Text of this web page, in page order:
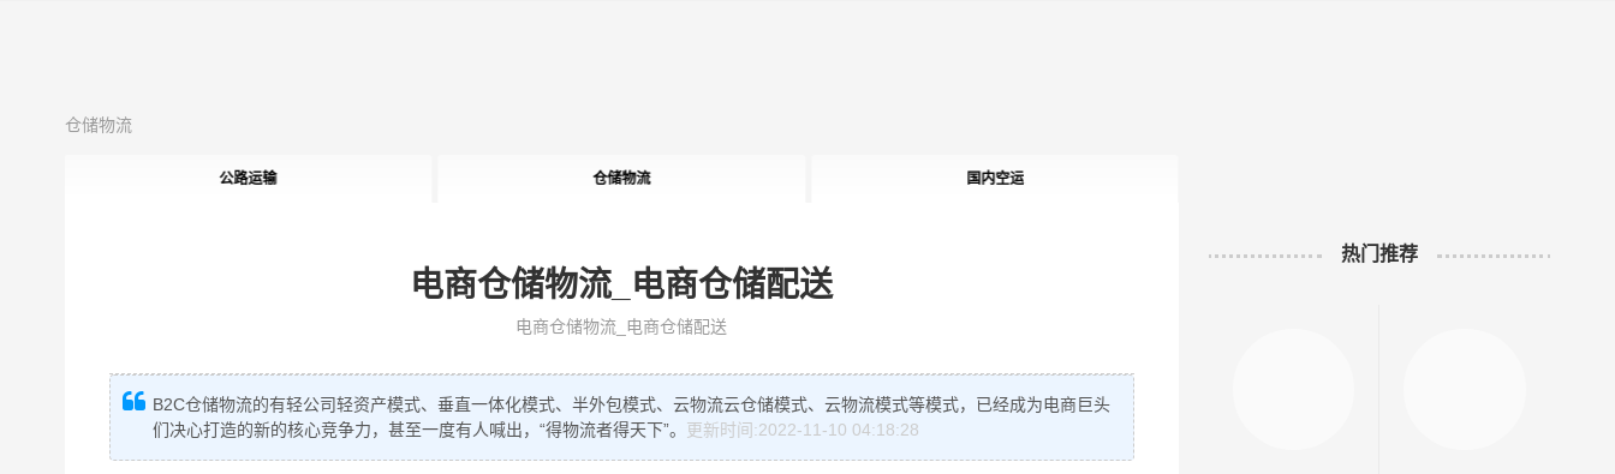
仓储物流
公路运输 仓储物流 国内空运
电商仓储物流_电商仓储配送
电商仓储物流_电商仓储配送
B2C仓储物流的有轻公司轻资产模式、垂直一体化模式、半外包模式、云物流云仓储模式、云物流模式等模式，已经成为电商巨头
们决心打造的新的核心竞争力，甚至一度有人喊出，“得物流者得天下”。 更新时间:2022-11-10 04:18:28
热门推荐